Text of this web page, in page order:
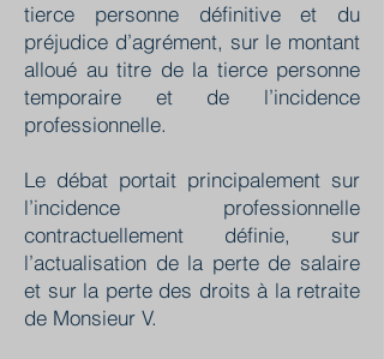
tierce personne définitive et du
préjudice d’agrément, sur le montant
alloué au titre de la tierce personne
temporaire et de l’incidence
professionnelle.
Le débat portait principalement sur
l’incidence professionnelle
contractuellement définie, sur
l’actualisation de la perte de salaire
et sur la perte des droits à la retraite
de Monsieur V.